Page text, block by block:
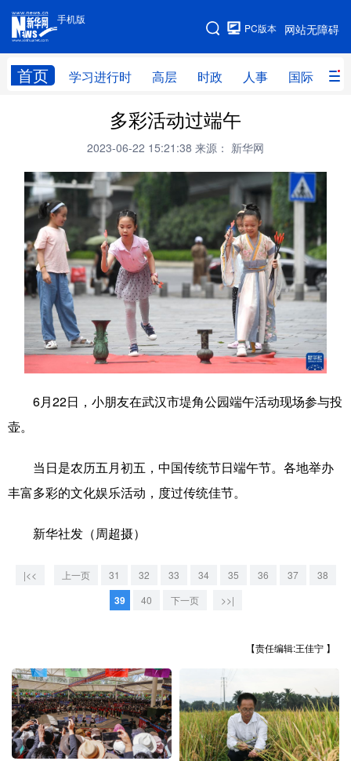
手机版
网站无障碍
PC版本
首页 学习进行时 高层 时政 人事 国际 财
手机版
网站地图
高层 时政
财经 网评
台湾 思客智库 全球连线 教育
科技 科创 量子 体育
文化 书画 健康 军事
访谈 视频 图片 政务
法律 中央文件 金融 汽车
食品 人居 信息化 数字经济
地方频道
天津 河北
江苏
浙江 安徽 福建
山东 河南 湖北 湖南
广东 广西 海南 重庆
多彩活动过端午
2023-06-22 15:21:38 来源： 新华网
6月22日，小朋友在武汉市堤角公园端午活动现场参与投
壶。
当日是农历五月初五，中国传统节日端午节。各地举办
丰富多彩的文化娱乐活动，度过传统佳节。
新华社发（周超摄）
|<< 上一页 31 32 33 34 35 36 37 38
39 40 下一页 >>|
【责任编辑:王佳宁 】